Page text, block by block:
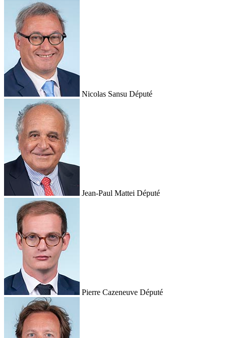
Nicolas Sansu Député
Jean-Paul Mattei Député
Pierre Cazeneuve Député